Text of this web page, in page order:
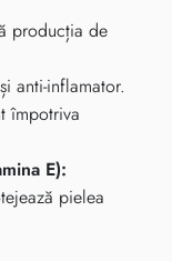
producția de
anti-inflamator.
împotriva
E):
pielea